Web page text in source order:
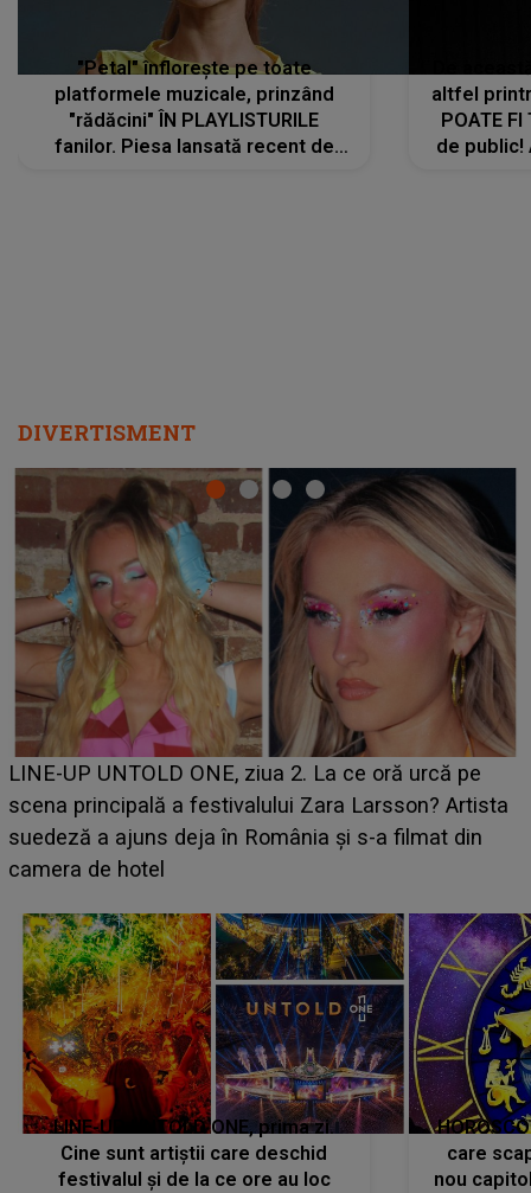
"Petal" înflorește pe toate
platformele muzicale, prinzând
"rădăcini" ÎN PLAYLISTURILE
fanilor. Piesa lansată recent de
altfel
POATE FI
de public!
DIVERTISMENT
Ce a dezvăluit noua concurentă din "Casa Iubirii" l-a
luat prin surprindere pe Emanuel. CINE ESTE
BĂIATUL VIZAT de Alexandra?! Aflându-se în fața
faptului împlinit, A RECUNOSCUT IMEDIAT: "Am
LINE-UP UNTOLD ONE, prima zi.
Cine sunt artiștii care deschid
festivalul și de la ce ore au loc
care
nou